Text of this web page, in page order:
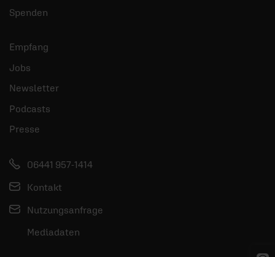
Spenden
Empfang
Jobs
Newsletter
Podcasts
Presse
06441 957-1414
Kontakt
Nutzungsanfrage
Mediadaten